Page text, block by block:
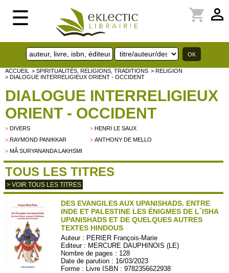
☰ perm_identity
shopping_cart
ACCUEIL > SPIRITUALITÉS, RELIGIONS, TRADITIONS > RELIGION
> DIALOGUE INTERRELIGIEUX ORIENT - OCCIDENT
DIALOGUE INTERRELIGIEUX
ORIENT - OCCIDENT
> DIVERS >HENRI LE SAUX
> RAYMOND PANIKKAR >ANTHONY DE MELLO
> MÂ SURYANANDA LAKHSMI
TOUS LES TITRES
> VOIR TOUS LES TITRES
DES EVANGILES AUX UPANISHADS. ENTRE
INDE ET PALESTINE LES ÉNIGMES DE L´ISHA
UPANISHADS ET DE QUELQUES AUTRES
TEXTES HINDOUS
Auteur : PERIER François-Marie
Editeur : MERCURE DAUPHINOIS (LE)
Nombre de pages : 128
Date de parution : 16/03/2023
Forme : Livre ISBN : 9782356622938